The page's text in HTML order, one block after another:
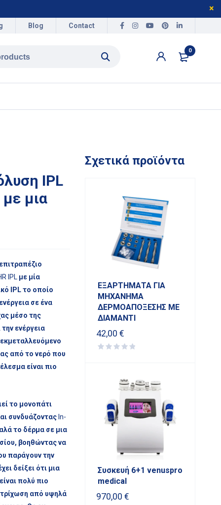
Blog Contact
0
IPL
μια
IPL με μία
IPL το οποίο
σε ένα
μέσο της
την ενέργεια
από το νερό που
είναι πιο
το μονοπάτι
συνδυάζοντας In-
το δέρμα σε μια
βοηθώντας να
παράγουν την
δείξει ότι μια
πολύ πιο
από υψηλά
Σχετικά προϊόντα
ΕΞΑΡΤΗΜΑΤΑ ΓΙΑ
ΜΗΧΑΝΗΜΑ
ΔΕΡΜΟΑΠΟΞΕΣΗΣ ΜΕ
ΔΙΑΜΑΝΤΙ
42,00 €
Συσκευή 6+1 venuspro
medical
970,00 €